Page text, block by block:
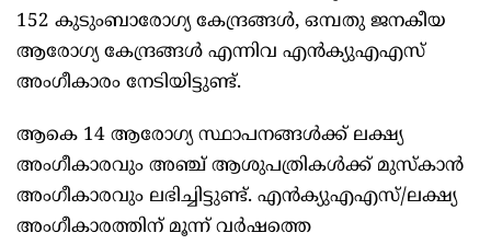
152 കുടുംബാരോഗ്യ കേന്ദ്രങ്ങൾ, ഒമ്പതു ജനകീയ
ആരോഗ്യ കേന്ദ്രങ്ങൾ എന്നിവ എൻക്യുഎഎസ്
അംഗീകാരം നേടിയിട്ടുണ്ട്.
ആകെ 14 ആരോഗ്യ സ്ഥാപനങ്ങൾക്ക് ലക്ഷ്യ
അംഗീകാരവും അഞ്ച് ആശുപത്രികൾക്ക് മുസ്‌കാൻ
അംഗീകാരവും ലഭിച്ചിട്ടുണ്ട്. എൻക്യുഎഎസ്/ലക്ഷ്യ
അംഗീകാരത്തിന് മൂന്ന് വർഷത്തെ